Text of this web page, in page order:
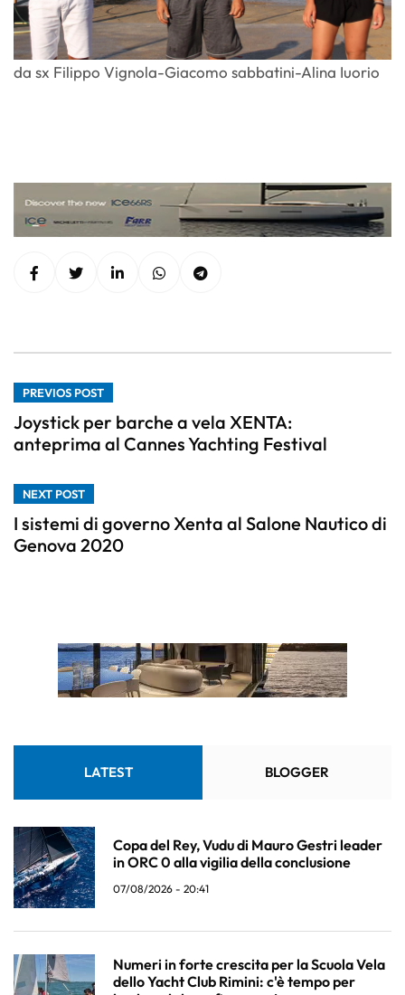
da sx Filippo Vignola-Giacomo sabbatini-Alina Iuorio
PREVIOS POST
Joystick per barche a vela XENTA:
anteprima al Cannes Yachting Festival
NEXT POST
I sistemi di governo Xenta al Salone Nautico di
Genova 2020
LATEST BLOGGER
Copa del Rey, Vudu di Mauro Gestri leader
in ORC 0 alla vigilia della conclusione
07/08/2026 - 20:41
Numeri in forte crescita per la Scuola Vela
dello Yacht Club Rimini: c'è tempo per